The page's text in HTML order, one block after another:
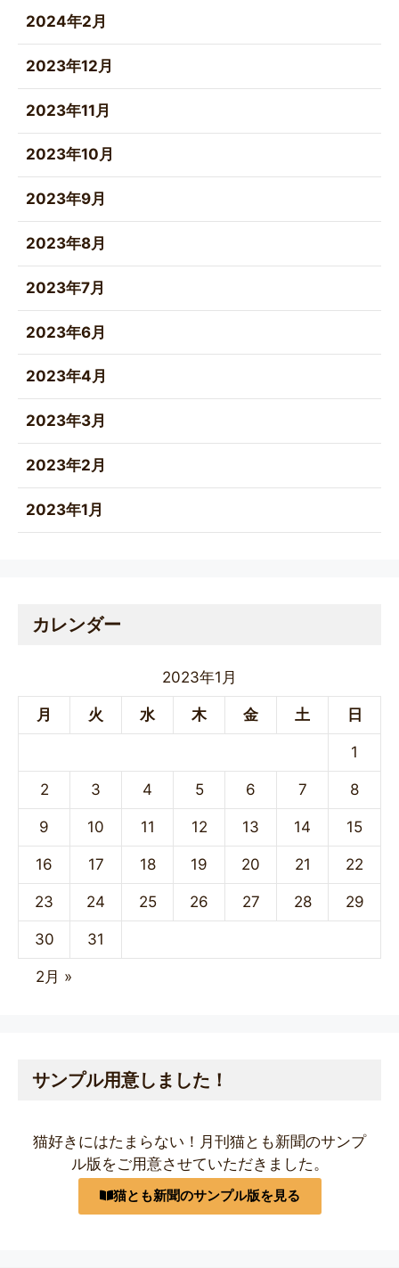
2024年2月
2023年12月
2023年11月
2023年10月
2023年9月
2023年8月
2023年7月
2023年6月
2023年4月
2023年3月
2023年2月
2023年1月
カレンダー
2023年1月
月 火 水 木 金 土 日
1
2 3 4 5 6 7 8
9 10 11 12 13 14 15
16 17 18 19 20 21 22
23 24 25 26 27 28 29
30 31
2月 »
サンプル用意しました！
猫好きにはたまらない！月刊猫とも新聞のサンプ
ル版をご用意させていただきました。
猫とも新聞のサンプル版を見る